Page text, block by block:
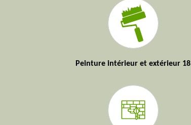
Peinture intérieur et extérieur 18